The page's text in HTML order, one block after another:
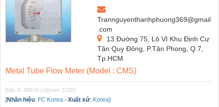
Trannguyenthanhphuong369@gmail
.com
13 Đường 75, Lô VI Khu Định Cư
Tân Quy Đông, P.Tân Phong, Q.7,
Tp.HCM
Metal Tube Flow Meter (Model : CMS)
[Mã: G-38874-14][xem: 1226]
[Nhãn hiệu: FC Korea - Xuất xứ: Korea]